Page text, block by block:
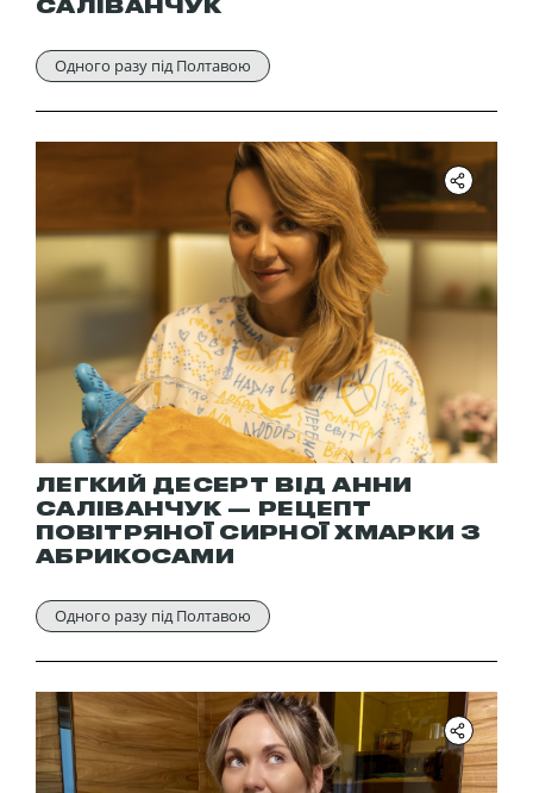
САЛІВАНЧУК
Одного разу під Полтавою
ЛЕГКИЙ ДЕСЕРТ ВІД АННИ
САЛІВАНЧУК — РЕЦЕПТ
ПОВІТРЯНОЇ СИРНОЇ ХМАРКИ З
АБРИКОСАМИ
Одного разу під Полтавою